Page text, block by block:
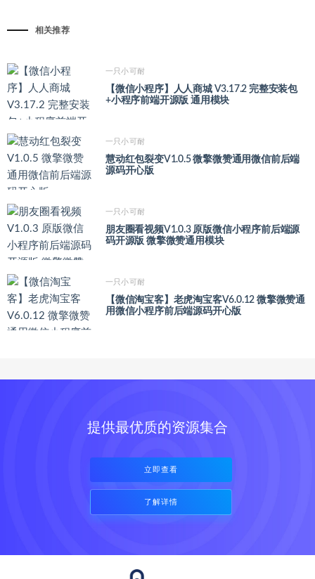
相关推荐
一只小可耐
【微信小程序】人人商城 V3.17.2 完整安装包
+小程序前端开源版 通用模块
一只小可耐
慧动红包裂变V1.0.5 微擎微赞通用微信前后端
源码开心版
一只小可耐
朋友圈看视频V1.0.3 原版微信小程序前后端源
码开源版 微擎微赞通用模块
一只小可耐
【微信淘宝客】老虎淘宝客V6.0.12 微擎微赞通
用微信小程序前后端源码开心版
提供最优质的资源集合
立即查看
了解详情